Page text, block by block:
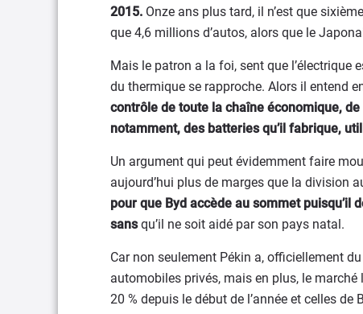
2015. Onze ans plus tard, il n’est que
que 4,6 millions d’autos, alors que le
Mais le patron a la foi, sent que l’électrique
du thermique se rapproche. Alors il entend
contrôle de toute la chaîne économique,
notamment, des batteries qu’il fabrique,
Un argument qui peut évidemment faire
aujourd’hui plus de marges que la division
pour que Byd accède au sommet puisqu’il
sansqu’il ne soit aidé par son pays natal.
Car non seulement Pékin a, officiellement
automobiles privés, mais en plus, le
20 % depuis le début de l’année et celles de